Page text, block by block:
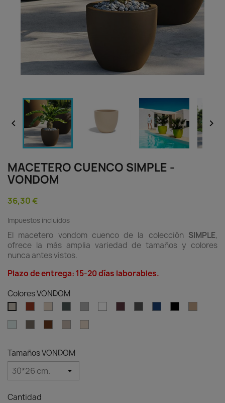
 
MACETERO CUENCO SIMPLE -
VONDOM
36,30 €
Impuestos incluidos
El macetero vondom cuenco de la colección SIMPLE,
ofrece la más amplia variedad de tamaños y colores
nunca antes vistos.
Plazo de entrega: 15-20 días laborables.
Colores VONDOM
Tamaños VONDOM
Cantidad